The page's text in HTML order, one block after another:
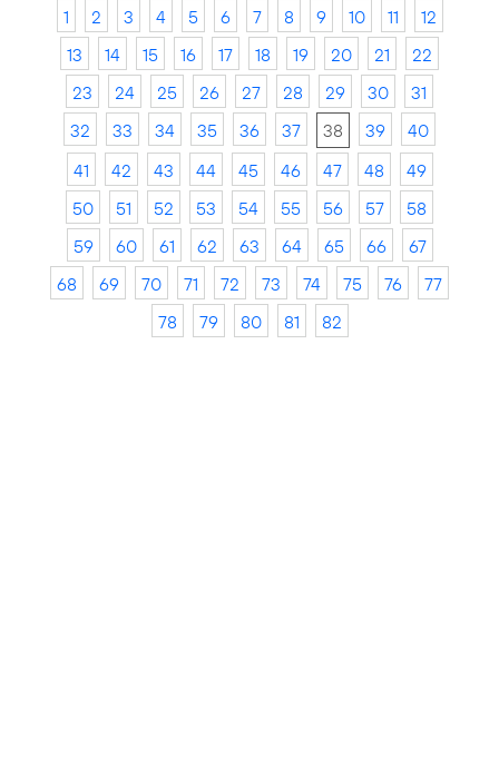
1 2 3 4 5 6 7 8 9 10 11
12
13
14 15 16 17 18 19 20 21
22
23
24 25 26 27 28 29 30
31
32
33 34 35 36 37 38 39
40
41
42 43 44 45 46 47 48
49
50
51 52 53 54 55 56 57
58
59
60 61 62 63 64 65 66
67
68
69 70 71 72 73 74 75 76
77
78
79 80 81 82